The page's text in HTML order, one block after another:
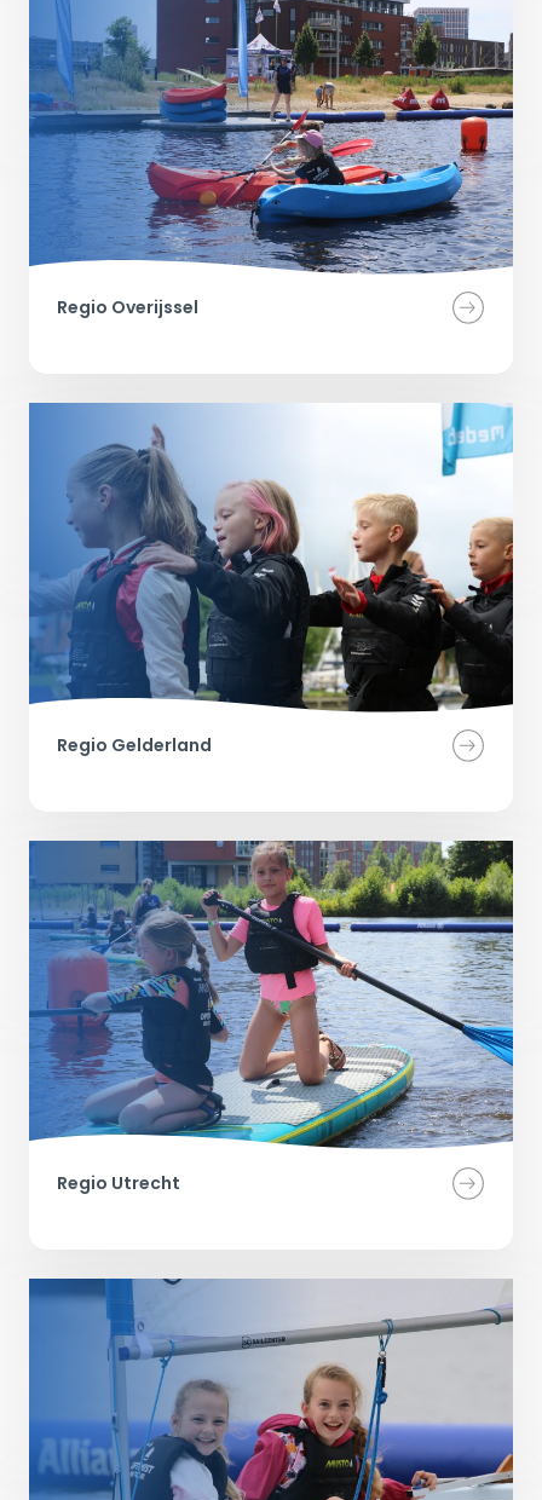
Regio Overijssel
Regio Gelderland
Regio Utrecht